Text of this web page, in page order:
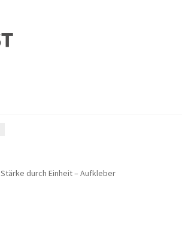
Stärke durch Einheit – Aufkleber